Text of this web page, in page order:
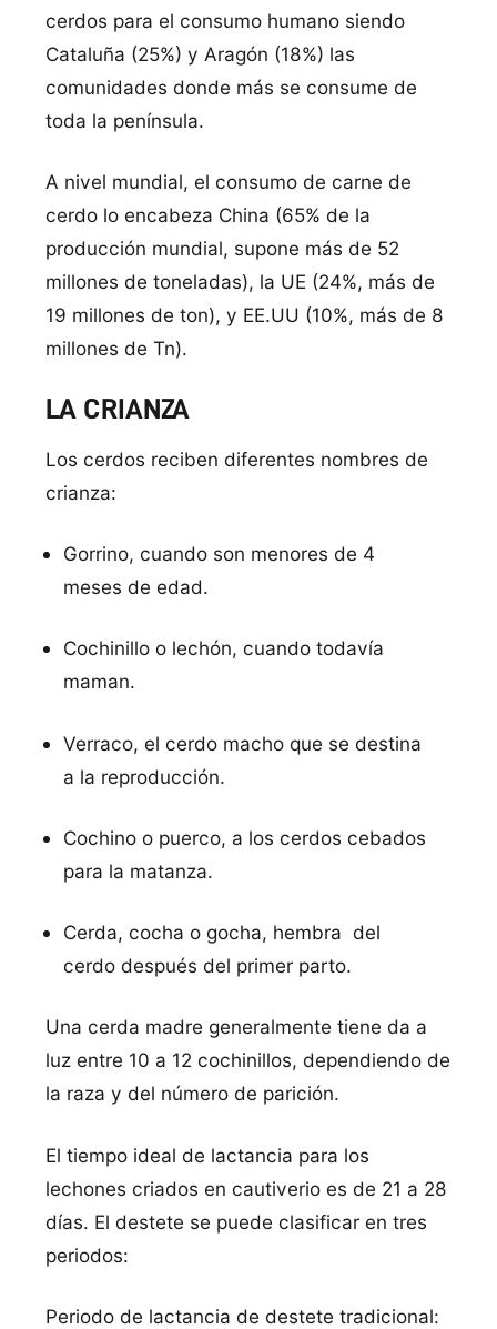
cerdos para el consumo humano siendo
Cataluña (25%) y Aragón (18%) las
comunidades donde más se consume de
toda la península.
A nivel mundial, el consumo de carne de
cerdo lo encabeza China (65% de la
producción mundial, supone más de 52
millones de toneladas), la UE (24%, más de
19 millones de ton), y EE.UU (10%, más de 8
millones de Tn).
LA CRIANZA
Los cerdos reciben diferentes nombres de
crianza:
Gorrino, cuando son menores de 4
meses de edad.
Cochinillo o lechón, cuando todavía
maman.
Verraco, el cerdo macho que se destina
a la reproducción.
Cochino o puerco, a los cerdos cebados
para la matanza.
Cerda, cocha o gocha, hembra del
cerdo después del primer parto.
Una cerda madre generalmente tiene da a
luz entre 10 a 12 cochinillos, dependiendo de
la raza y del número de parición.
El tiempo ideal de lactancia para los
lechones criados en cautiverio es de 21 a 28
días. El destete se puede clasificar en tres
periodos:
Periodo de lactancia de destete tradicional: